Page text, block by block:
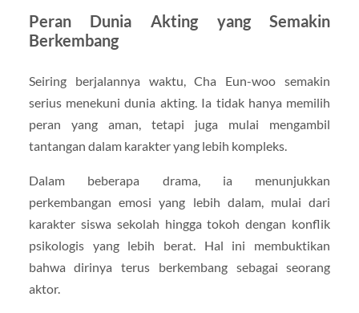
Peran Dunia Akting yang Semakin
Berkembang
Seiring berjalannya waktu, Cha Eun-woo semakin
serius menekuni dunia akting. Ia tidak hanya memilih
peran yang aman, tetapi juga mulai mengambil
tantangan dalam karakter yang lebih kompleks.
Dalam beberapa drama, ia menunjukkan
perkembangan emosi yang lebih dalam, mulai dari
karakter siswa sekolah hingga tokoh dengan konflik
psikologis yang lebih berat. Hal ini membuktikan
bahwa dirinya terus berkembang sebagai seorang
aktor.